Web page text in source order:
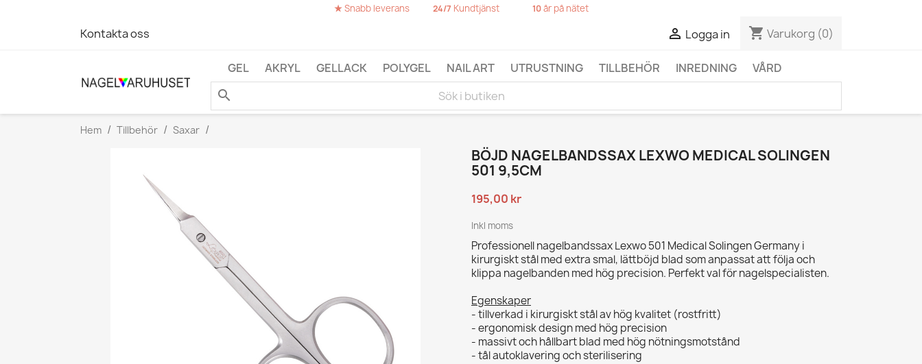
★Snabb leverans 24/7 Kundtjänst 10år på nätet
Kontakta oss  Logga in shopping_cart Varukorg (0)
GEL AKRYL GELLACK POLYGEL NAIL ART UTRUSTNING TILLBEHÖR INREDNING VÅRD
search
Hem Tillbehör Saxar
BÖJD NAGELBANDSSAX LEXWO MEDICAL SOLINGEN
501 9,5CM
195,00 kr
Inkl moms
Professionell nagelbandssax Lexwo 501 Medical Solingen Germany i
kirurgiskt stål med extra smal, lättböjd blad som anpassat att följa och
klippa nagelbanden med hög precision. Perfekt val för nagelspecialisten.
Egenskaper
- tillverkad i kirurgiskt stål av hög kvalitet (rostfritt)
- ergonomisk design med hög precision
- massivt och hållbart blad med hög nötningsmotstånd
- tål autoklavering och sterilisering